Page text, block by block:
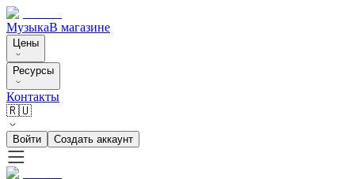
МузыкаВ магазине
Цены
Ресурсы
Контакты
🇷🇺
Войти Создать аккаунт